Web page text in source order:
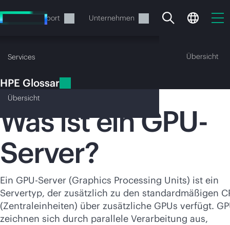
Hauptinhalt
wechseln
Support Unternehmen
Services
Ihr Warenkorb ist aktuell
Besuchen Sie den HPE Store zum Stöbern,
Konfigurieren und Bestellen.
HPE Glossar Übersicht
Übersicht
HPE Glossar
GPU-Server
Was ist ein GPU-
Server?
Ein GPU-Server (Graphics Processing Units) ist ein
Servertyp, der zusätzlich zu den standardmäßigen
(Zentraleinheiten) über zusätzliche GPUs verfügt.
zeichnen sich durch parallele Verarbeitung aus,